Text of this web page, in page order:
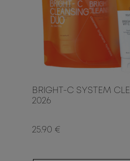
BRIGHT-C SYSTEM
2026
25.90 €